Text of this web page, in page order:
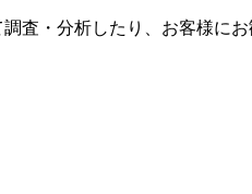
査・分析したり、お客様に